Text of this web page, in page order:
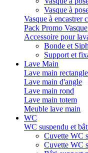
Vasque à
Vasque à encastrer
Pack Promo Vasque
Accessoire pour
Bonde et
Support et
Lave Main
Lave main rectangle
Lave main d'angle
Lave main rond
Lave main totem
Meuble lave main
WC
WC suspendu et
Cuvette WC
Cuvette WC